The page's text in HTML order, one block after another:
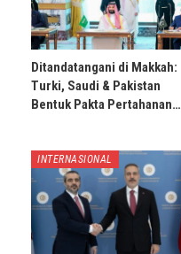
Ditandatangani di Makkah:
Turki, Saudi & Pakistan
Bentuk Pakta Pertahanan…
INTERNASIONAL